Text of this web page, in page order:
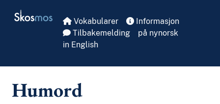
Skosmos Vokabularer
Informasjon
Tilbakemelding
på nynorsk
in English
Humord
Forvaltning
Fredsforskning
Krig
Menneskerettigheter